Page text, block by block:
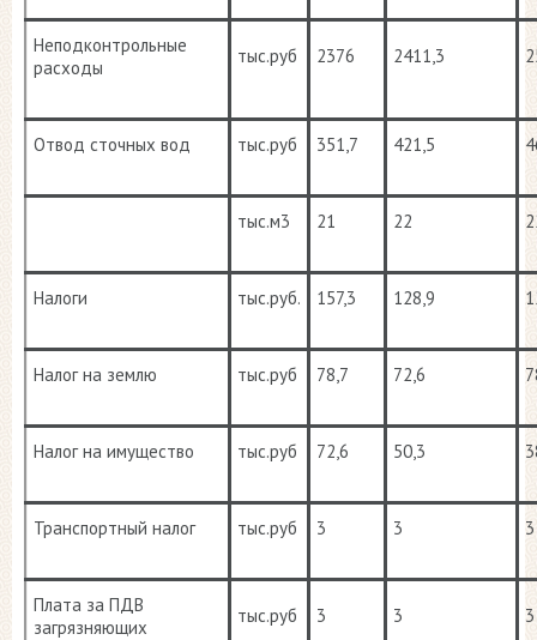
Неподконтрольные
расходы
тыс.руб 2376 2411,3
Отвод сточных вод тыс.руб 351,7 421,5
тыс.м3 21 22
Налоги тыс.руб. 157,3 128,9
Налог на землю тыс.руб 78,7 72,6
Налог на имущество тыс.руб 72,6 50,3
Транспортный налог тыс.руб 3 3 3
Плата за ПДВ
загрязняющих
тыс.руб 3 3 3